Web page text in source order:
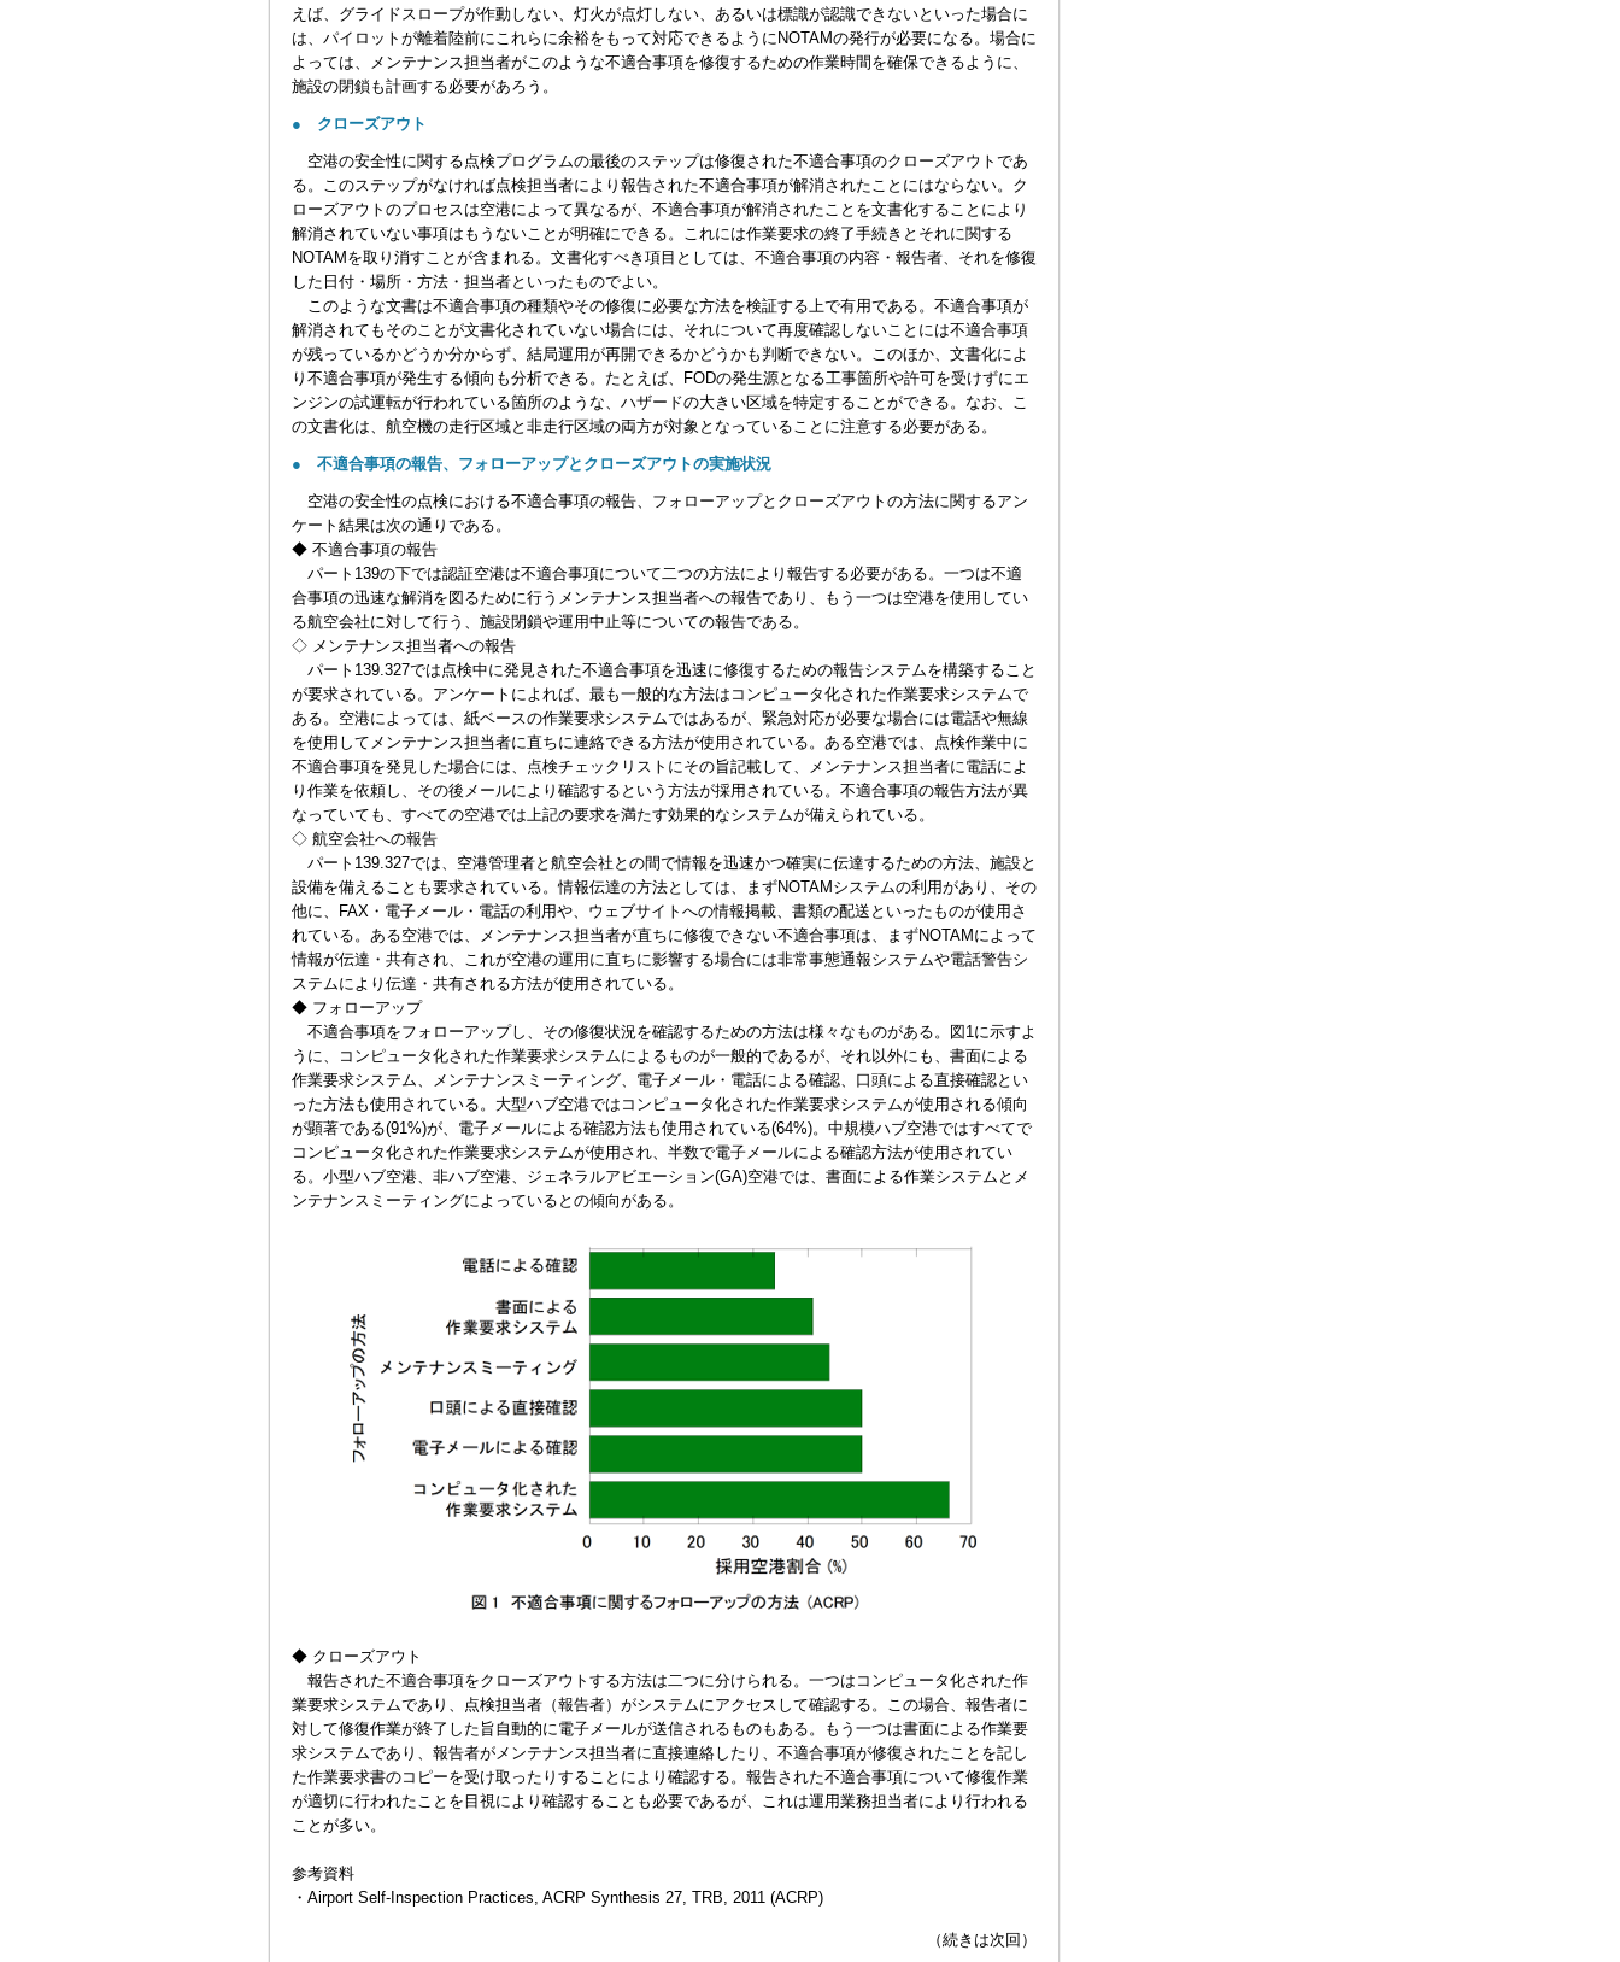
えば、グライドスロープが作動しない、灯火が点灯しない、あるいは標識が認識できないといった場合に
は、パイロットが離着陸前にこれらに余裕をもって対応できるようにNOTAMの発行が必要になる。場合に
よっては、メンテナンス担当者がこのような不適合事項を修復するための作業時間を確保できるように、
施設の閉鎖も計画する必要があろう。
● クローズアウト
空港の安全性に関する点検プログラムの最後のステップは修復された不適合事項のクローズアウトであ
る。このステップがなければ点検担当者により報告された不適合事項が解消されたことにはならない。ク
ローズアウトのプロセスは空港によって異なるが、不適合事項が解消されたことを文書化することにより
解消されていない事項はもうないことが明確にできる。これには作業要求の終了手続きとそれに関する
NOTAMを取り消すことが含まれる。文書化すべき項目としては、不適合事項の内容・報告者、それを修復
した日付・場所・方法・担当者といったものでよい。
このような文書は不適合事項の種類やその修復に必要な方法を検証する上で有用である。不適合事項が
解消されてもそのことが文書化されていない場合には、それについて再度確認しないことには不適合事項
が残っているかどうか分からず、結局運用が再開できるかどうかも判断できない。このほか、文書化によ
り不適合事項が発生する傾向も分析できる。たとえば、FODの発生源となる工事箇所や許可を受けずにエ
ンジンの試運転が行われている箇所のような、ハザードの大きい区域を特定することができる。なお、こ
の文書化は、航空機の走行区域と非走行区域の両方が対象となっていることに注意する必要がある。
● 不適合事項の報告、フォローアップとクローズアウトの実施状況
空港の安全性の点検における不適合事項の報告、フォローアップとクローズアウトの方法に関するアン
ケート結果は次の通りである。
◆ 不適合事項の報告
パート139の下では認証空港は不適合事項について二つの方法により報告する必要がある。一つは不適
合事項の迅速な解消を図るために行うメンテナンス担当者への報告であり、もう一つは空港を使用してい
る航空会社に対して行う、施設閉鎖や運用中止等についての報告である。
◇ メンテナンス担当者への報告
パート139.327では点検中に発見された不適合事項を迅速に修復するための報告システムを構築すること
が要求されている。アンケートによれば、最も一般的な方法はコンピュータ化された作業要求システムで
ある。空港によっては、紙ベースの作業要求システムではあるが、緊急対応が必要な場合には電話や無線
を使用してメンテナンス担当者に直ちに連絡できる方法が使用されている。ある空港では、点検作業中に
不適合事項を発見した場合には、点検チェックリストにその旨記載して、メンテナンス担当者に電話によ
り作業を依頼し、その後メールにより確認するという方法が採用されている。不適合事項の報告方法が異
なっていても、すべての空港では上記の要求を満たす効果的なシステムが備えられている。
◇ 航空会社への報告
パート139.327では、空港管理者と航空会社との間で情報を迅速かつ確実に伝達するための方法、施設と
設備を備えることも要求されている。情報伝達の方法としては、まずNOTAMシステムの利用があり、その
他に、FAX・電子メール・電話の利用や、ウェブサイトへの情報掲載、書類の配送といったものが使用さ
れている。ある空港では、メンテナンス担当者が直ちに修復できない不適合事項は、まずNOTAMによって
情報が伝達・共有され、これが空港の運用に直ちに影響する場合には非常事態通報システムや電話警告シ
ステムにより伝達・共有される方法が使用されている。
◆ フォローアップ
不適合事項をフォローアップし、その修復状況を確認するための方法は様々なものがある。図1に示すよ
うに、コンピュータ化された作業要求システムによるものが一般的であるが、それ以外にも、書面による
作業要求システム、メンテナンスミーティング、電子メール・電話による確認、口頭による直接確認とい
った方法も使用されている。大型ハブ空港ではコンピュータ化された作業要求システムが使用される傾向
が顕著である(91%)が、電子メールによる確認方法も使用されている(64%)。中規模ハブ空港ではすべてで
コンピュータ化された作業要求システムが使用され、半数で電子メールによる確認方法が使用されてい
る。小型ハブ空港、非ハブ空港、ジェネラルアビエーション(GA)空港では、書面による作業システムとメ
ンテナンスミーティングによっているとの傾向がある。
◆ クローズアウト
報告された不適合事項をクローズアウトする方法は二つに分けられる。一つはコンピュータ化された作
業要求システムであり、点検担当者（報告者）がシステムにアクセスして確認する。この場合、報告者に
対して修復作業が終了した旨自動的に電子メールが送信されるものもある。もう一つは書面による作業要
求システムであり、報告者がメンテナンス担当者に直接連絡したり、不適合事項が修復されたことを記し
た作業要求書のコピーを受け取ったりすることにより確認する。報告された不適合事項について修復作業
が適切に行われたことを目視により確認することも必要であるが、これは運用業務担当者により行われる
ことが多い。
参考資料
・Airport Self-Inspection Practices, ACRP Synthesis 27, TRB, 2011 (ACRP)
（続きは次回）